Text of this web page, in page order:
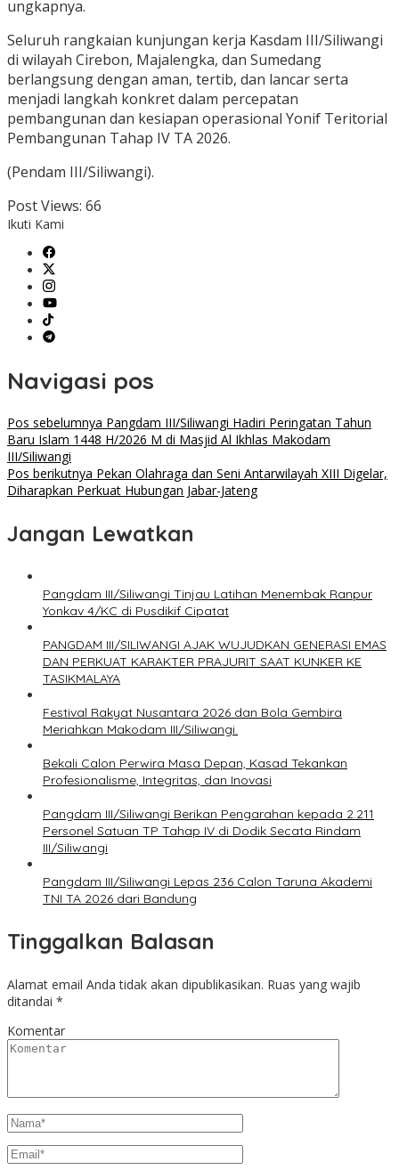
ungkapnya.
Seluruh rangkaian kunjungan kerja Kasdam III/Siliwangi
di wilayah Cirebon, Majalengka, dan Sumedang
berlangsung dengan aman, tertib, dan lancar serta
menjadi langkah konkret dalam percepatan
pembangunan dan kesiapan operasional Yonif Teritorial
Pembangunan Tahap IV TA 2026.
(Pendam III/Siliwangi).
Post Views: 66
Ikuti Kami
Navigasi pos
Pos sebelumnya Pangdam III/Siliwangi Hadiri Peringatan Tahun
Baru Islam 1448 H/2026 M di Masjid Al Ikhlas Makodam
III/Siliwangi
Pos berikutnya Pekan Olahraga dan Seni Antarwilayah XIII Digelar,
Diharapkan Perkuat Hubungan Jabar-Jateng
Jangan Lewatkan
Pangdam III/Siliwangi Tinjau Latihan Menembak Ranpur
Yonkav 4/KC di Pusdikif Cipatat
PANGDAM III/SILIWANGI AJAK WUJUDKAN GENERASI EMAS
DAN PERKUAT KARAKTER PRAJURIT SAAT KUNKER KE
TASIKMALAYA
Festival Rakyat Nusantara 2026 dan Bola Gembira
Meriahkan Makodam III/Siliwangi.
Bekali Calon Perwira Masa Depan, Kasad Tekankan
Profesionalisme, Integritas, dan Inovasi
Pangdam III/Siliwangi Berikan Pengarahan kepada 2.211
Personel Satuan TP Tahap IV di Dodik Secata Rindam
III/Siliwangi
Pangdam III/Siliwangi Lepas 236 Calon Taruna Akademi
TNI TA 2026 dari Bandung
Tinggalkan Balasan
Alamat email Anda tidak akan dipublikasikan. Ruas yang wajib
ditandai *
Komentar